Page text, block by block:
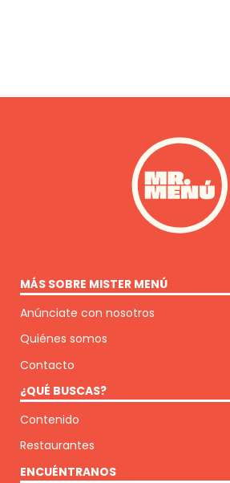
MÁS SOBRE MISTER MENÚ
Anúnciate con nosotros
Quiénes somos
Contacto
¿QUÉ BUSCAS?
Contenido
Restaurantes
ENCUÉNTRANOS